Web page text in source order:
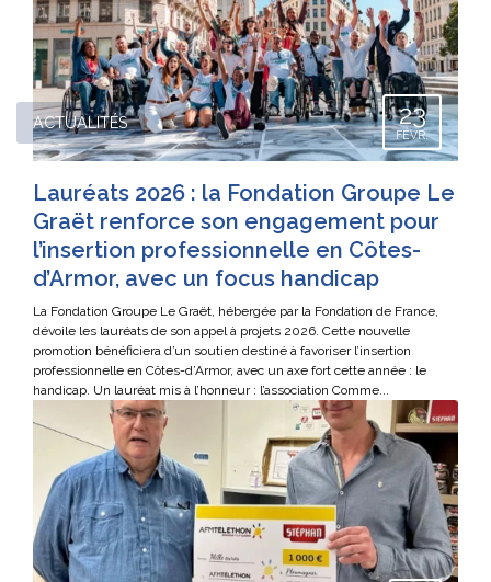
ACTUALITÉS 23
FÉVR.
Lauréats 2026 : la Fondation Groupe Le
Graët renforce son engagement pour
l’insertion professionnelle en Côtes-
d’Armor, avec un focus handicap
La Fondation Groupe Le Graët, hébergée par la Fondation de France,
dévoile les lauréats de son appel à projets 2026. Cette nouvelle
promotion bénéficiera d’un soutien destiné à favoriser l’insertion
professionnelle en Côtes-d’Armor, avec un axe fort cette année : le
handicap. Un lauréat mis à l’honneur : l’association Comme...